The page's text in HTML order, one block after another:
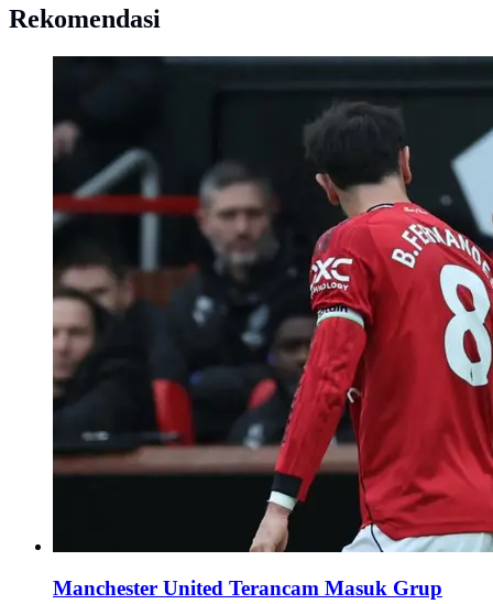
Rekomendasi
Manchester United Terancam Masuk Grup